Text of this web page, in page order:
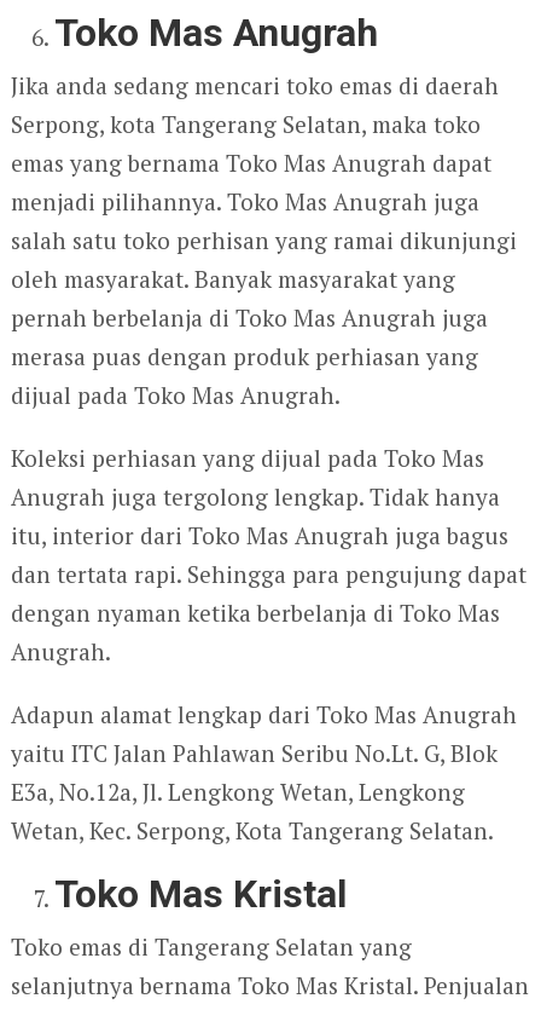
Toko Mas Anugrah
Jika anda sedang mencari toko emas di daerah
Serpong, kota Tangerang Selatan, maka toko
emas yang bernama Toko Mas Anugrah dapat
menjadi pilihannya. Toko Mas Anugrah juga
salah satu toko perhisan yang ramai dikunjungi
oleh masyarakat. Banyak masyarakat yang
pernah berbelanja di Toko Mas Anugrah juga
merasa puas dengan produk perhiasan yang
dijual pada Toko Mas Anugrah.
Koleksi perhiasan yang dijual pada Toko Mas
Anugrah juga tergolong lengkap. Tidak hanya
itu, interior dari Toko Mas Anugrah juga bagus
dan tertata rapi. Sehingga para pengujung dapat
dengan nyaman ketika berbelanja di Toko Mas
Anugrah.
Adapun alamat lengkap dari Toko Mas Anugrah
yaitu ITC Jalan Pahlawan Seribu No.Lt. G, Blok
E3a, No.12a, Jl. Lengkong Wetan, Lengkong
Wetan, Kec. Serpong, Kota Tangerang Selatan.
Toko Mas Kristal
Toko emas di Tangerang Selatan yang
selanjutnya bernama Toko Mas Kristal. Penjualan